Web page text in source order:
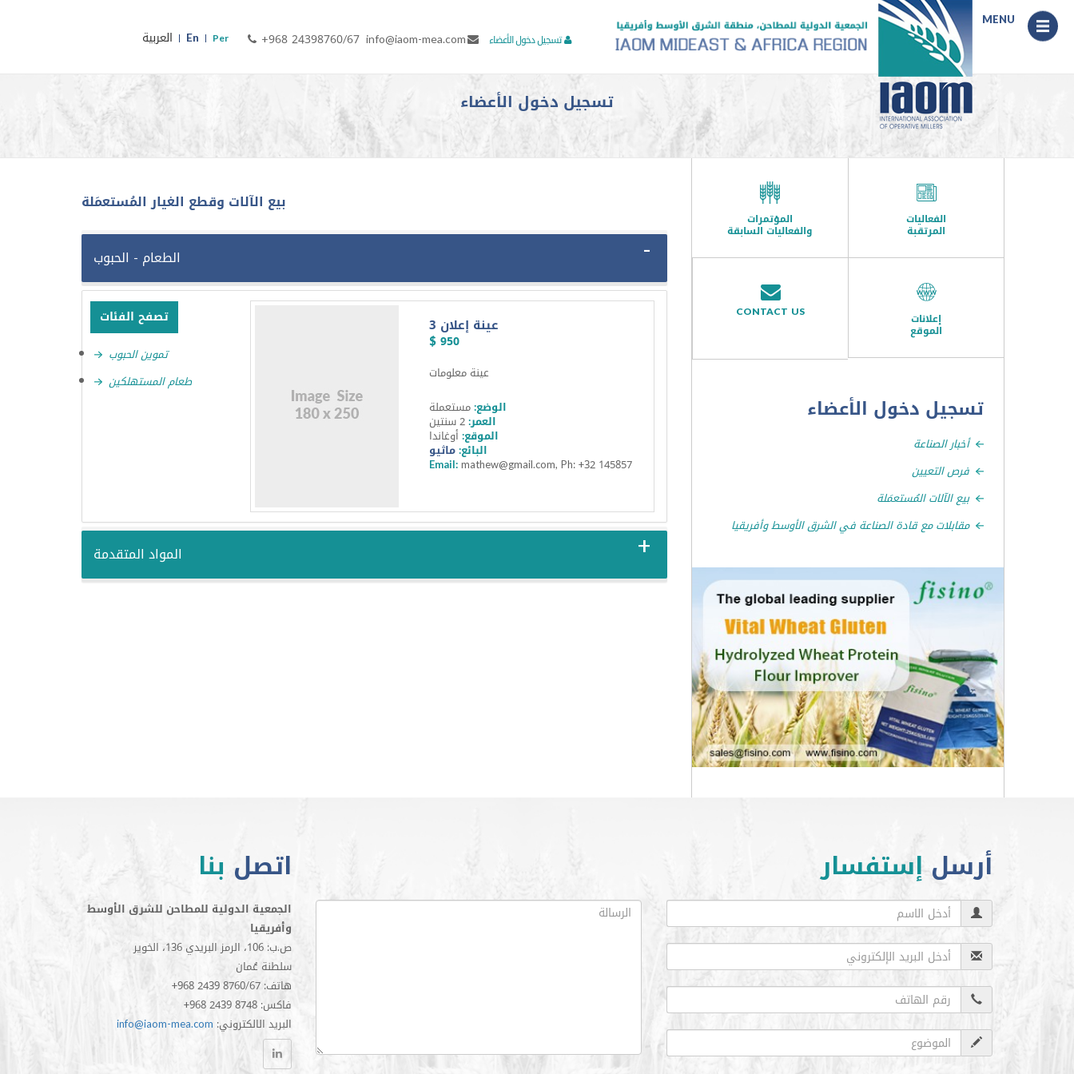
تسجيل دخول الأعضاء info@iaom-mea.com
+968 24398760/67 العربية En Per
تسجيل دخول الأعضاء
بيع الآلات وقطع الغيار المُستعمَلة
الطعام - الحبوب
تصفح الفئات
تموين الحبوب
طعام المستهلكين
عينة إعلان 3
$ 950
عينة معلومات
الوضع:مستعملة
العمر:2 سنتين
الموقع:أوغاندا
البائع:ماثيو
Email:mathew@gmail.com, Ph: +32 145857
المواد المتقدمة
الفعاليات
المرتقبة
المؤتمرات
والفعاليات السابقة
إعلانات
الموقع
CONTACT US
تسجيل دخول الأعضاء
أخبار الصناعة
فرص التعيين
بيع الآلات المُستعمَلة
مقابلات مع قادة الصناعة في الشرق الأوسط وأفريقيا
أرسلإستفسار اتصل بنا
الجمعية الدولية للمطاحن للشرق الأوسط
وأفريقيا
ص.ب: 106، الرمز البريدي 136، الخوير
سلطنة عُمان
+968 2439 8760/67 :هاتف
+968 2439 8748 :فاكس
info@iaom-mea.com :البريد الالكتروني
MENU
Menu